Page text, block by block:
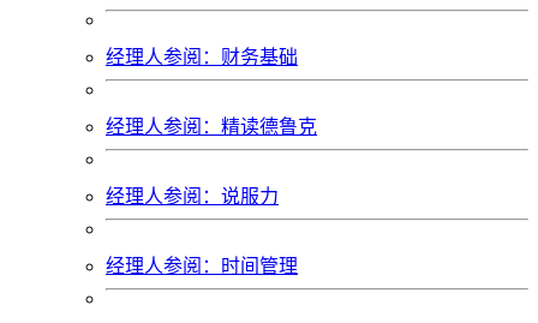
经理人参阅：财务基础
经理人参阅：精读德鲁克
经理人参阅：说服力
经理人参阅：时间管理